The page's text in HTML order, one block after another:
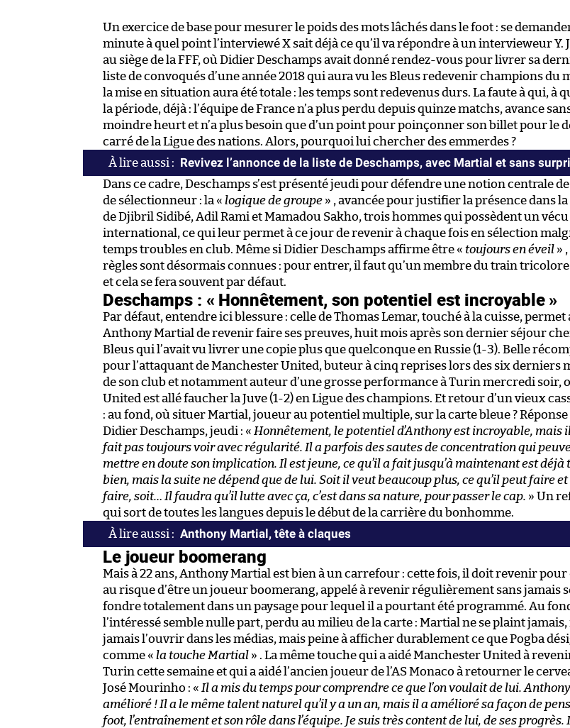
Un exercice de base pour mesurer le poids des mots lâchés dans le foot : se
minute à quel point l’interviewé X sait déjà ce qu’il va répondre à un intervieweur Y.
au siège de la FFF, où Didier Deschamps avait donné rendez-vous pour livrer sa
liste de convoqués d’une année 2018 qui aura vu les Bleus redevenir champions du
la mise en situation aura été totale : les temps sont redevenus durs. La faute à qui, à
la période, déjà : l’équipe de France n’a plus perdu depuis quinze matchs, avance
moindre heurt et n’a plus besoin que d’un point pour poinçonner son billet pour le
carré de la Ligue des nations. Alors, pourquoi lui chercher des emmerdes ?
Revivez l’annonce de la liste de Deschamps, avec Martial et sans
Dans ce cadre, Deschamps s’est présenté jeudi pour défendre une notion centrale de
de sélectionneur : la « logique de groupe » , avancée pour justifier la présence dans
de Djibril Sidibé, Adil Rami et Mamadou Sakho, trois hommes qui possèdent un vécu
international, ce qui leur permet à ce jour de revenir à chaque fois en sélection
temps troubles en club. Même si Didier Deschamps affirme être « toujours en éveil »
règles sont désormais connues : pour entrer, il faut qu’un membre du train tricolore
et cela se fera souvent par défaut.
Deschamps : « Honnêtement, son potentiel est incroyable »
Par défaut, entendre ici blessure : celle de Thomas Lemar, touché à la cuisse, permet
Anthony Martial de revenir faire ses preuves, huit mois après son dernier séjour
Bleus qui l’avait vu livrer une copie plus que quelconque en Russie (1-3). Belle
pour l’attaquant de Manchester United, buteur à cinq reprises lors des six derniers
de son club et notamment auteur d’une grosse performance à Turin mercredi soir,
United est allé faucher la Juve (1-2) en Ligue des champions. Et retour d’un vieux
: au fond, où situer Martial, joueur au potentiel multiple, sur la carte bleue ? Réponse
Didier Deschamps, jeudi : « Honnêtement, le potentiel d’Anthony est incroyable, mais
fait pas toujours voir avec régularité. Il a parfois des sautes de concentration qui
mettre en doute son implication. Il est jeune, ce qu’il a fait jusqu’à maintenant est déjà
bien, mais la suite ne dépend que de lui. Soit il veut beaucoup plus, ce qu’il peut faire
faire, soit… Il faudra qu’il lutte avec ça, c’est dans sa nature, pour passer le cap. » Un
qui sort de toutes les langues depuis le début de la carrière du bonhomme.
Anthony Martial, tête à claques
Le joueur boomerang
Mais à 22 ans, Anthony Martial est bien à un carrefour : cette fois, il doit revenir pour
au risque d’être un joueur boomerang, appelé à revenir régulièrement sans jamais
fondre totalement dans un paysage pour lequel il a pourtant été programmé. Au
l’intéressé semble nulle part, perdu au milieu de la carte : Martial ne se plaint jamais,
jamais l’ouvrir dans les médias, mais peine à afficher durablement ce que Pogba
comme « la touche Martial » . La même touche qui a aidé Manchester United à
Turin cette semaine et qui a aidé l’ancien joueur de l’AS Monaco à retourner le
José Mourinho : « Il a mis du temps pour comprendre ce que l’on voulait de lui.
amélioré ! Il a le même talent naturel qu’il y a un an, mais il a amélioré sa façon de
foot, l’entraînement et son rôle dans l’équipe. Je suis très content de lui, de ses progrès.